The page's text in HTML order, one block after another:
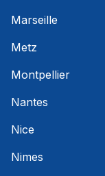
Marseille
Metz
Montpellier
Nantes
Nice
Nimes